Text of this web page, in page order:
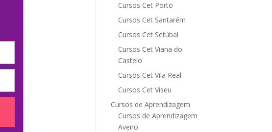
Cursos Cet Porto
Cursos Cet Santarém
Cursos Cet Setúbal
Cursos Cet Viana do
Castelo
Cursos Cet Vila Real
Cursos Cet Viseu
Cursos de Aprendizagem
Cursos de Aprendizagem
Aveiro